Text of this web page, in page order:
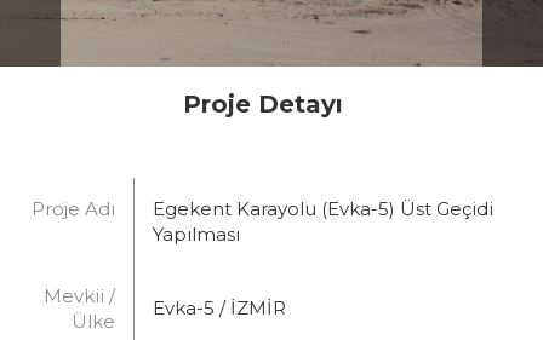
Proje Detayı
Proje Adı
Egekent Karayolu (Evka-5) Üst Geçidi
Yapılması
Mevkii /
Ülke
Evka-5 / İZMİR